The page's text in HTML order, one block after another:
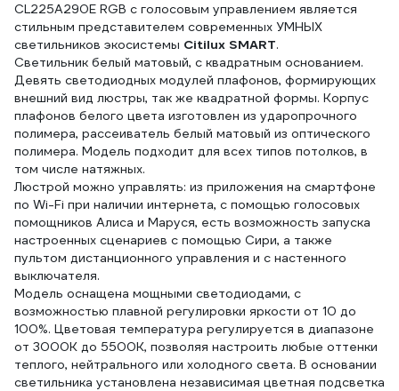
CL225A290E RGB с голосовым управлением является
стильным представителем современных УМНЫХ
светильников экосистемы Citilux SMART.
Светильник белый матовый, с квадратным основанием.
Девять светодиодных модулей плафонов, формирующих
внешний вид люстры, так же квадратной формы. Корпус
плафонов белого цвета изготовлен из ударопрочного
полимера, рассеиватель белый матовый из оптического
полимера. Модель подходит для всех типов потолков, в
том числе натяжных.
Люстрой можно управлять: из приложения на смартфоне
по Wi-Fi при наличии интернета, с помощью голосовых
помощников Алиса и Маруся, есть возможность запуска
настроенных сценариев с помощью Сири, а также
пультом дистанционного управления и с настенного
выключателя.
Модель оснащена мощными светодиодами, с
возможностью плавной регулировки яркости от 10 до
100%. Цветовая температура регулируется в диапазоне
от 3000К до 5500К, позволяя настроить любые оттенки
теплого, нейтрального или холодного света. В основании
светильника установлена независимая цветная подсветка